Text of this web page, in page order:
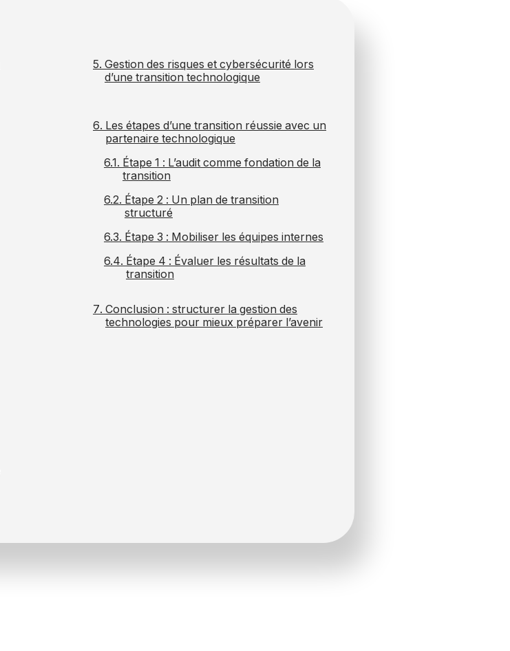
Gestion des risques et cybersécurité lors
d’une transition technologique
Les étapes d’une transition réussie avec un
partenaire technologique
Étape 1 : L’audit comme fondation de la
transition
Étape 2 : Un plan de transition
structuré
Étape 3 : Mobiliser les équipes internes
Étape 4 : Évaluer les résultats de la
transition
Conclusion : structurer la gestion des
technologies pour mieux préparer l’avenir